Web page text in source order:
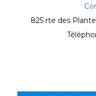
825 rte des